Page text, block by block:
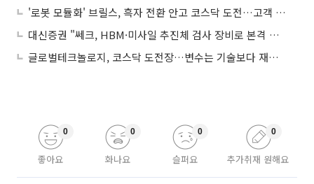
'로봇 모듈화' 브릴스, 흑자 전환 안고 코스닥 도전…고객 다변화가 관건
대신증권 "쎄크, HBM·미사일 추진체 검사 장비로 본격 외형 성장…구조적 흑전 전망"
글로벌테크놀로지, 코스닥 도전장…변수는 기술보다 재무체력
좋아요
0
화나요
0
슬퍼요
0
추가취재 원해요
0